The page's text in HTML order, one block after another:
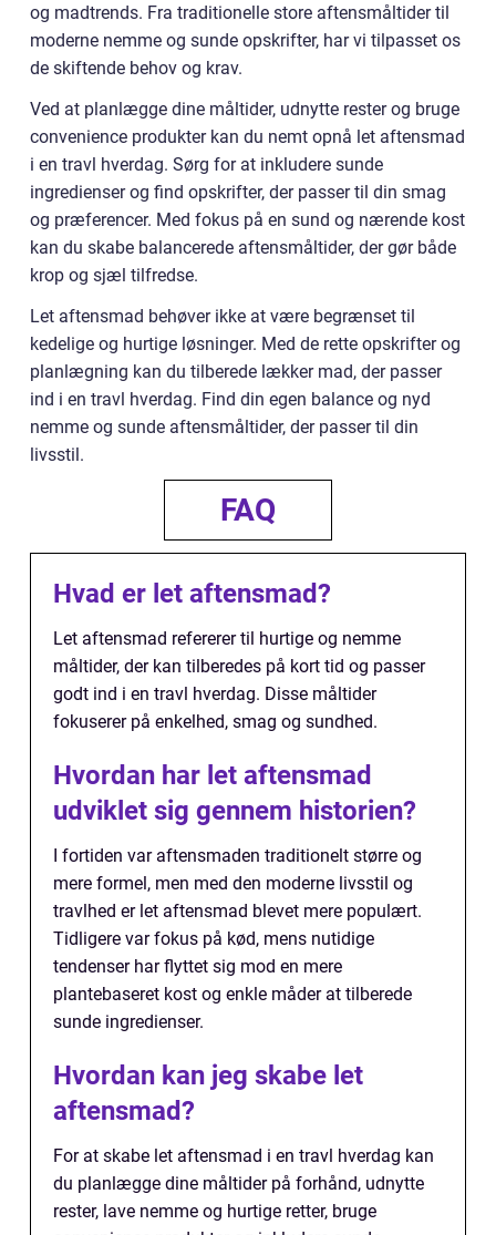
og madtrends. Fra traditionelle store aftensmåltider til
moderne nemme og sunde opskrifter, har vi tilpasset os
de skiftende behov og krav.
Ved at planlægge dine måltider, udnytte rester og bruge
convenience produkter kan du nemt opnå let aftensmad
i en travl hverdag. Sørg for at inkludere sunde
ingredienser og find opskrifter, der passer til din smag
og præferencer. Med fokus på en sund og nærende kost
kan du skabe balancerede aftensmåltider, der gør både
krop og sjæl tilfredse.
Let aftensmad behøver ikke at være begrænset til
kedelige og hurtige løsninger. Med de rette opskrifter og
planlægning kan du tilberede lækker mad, der passer
ind i en travl hverdag. Find din egen balance og nyd
nemme og sunde aftensmåltider, der passer til din
livsstil.
FAQ
Hvad er let aftensmad?
Let aftensmad refererer til hurtige og nemme
måltider, der kan tilberedes på kort tid og passer
godt ind i en travl hverdag. Disse måltider
fokuserer på enkelhed, smag og sundhed.
Hvordan har let aftensmad
udviklet sig gennem historien?
I fortiden var aftensmaden traditionelt større og
mere formel, men med den moderne livsstil og
travlhed er let aftensmad blevet mere populært.
Tidligere var fokus på kød, mens nutidige
tendenser har flyttet sig mod en mere
plantebaseret kost og enkle måder at tilberede
sunde ingredienser.
Hvordan kan jeg skabe let
aftensmad?
For at skabe let aftensmad i en travl hverdag kan
du planlægge dine måltider på forhånd, udnytte
rester, lave nemme og hurtige retter, bruge